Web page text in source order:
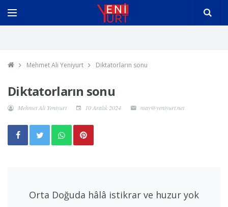
Mehmet Ali Yeniyurt Diktatorların sonu
Diktatorların sonu
Mehmet Ali Yeniyurt 10 Aralık 2024 may@yeniyurt.net
Orta Doğuda hâlâ istikrar ve huzur yok